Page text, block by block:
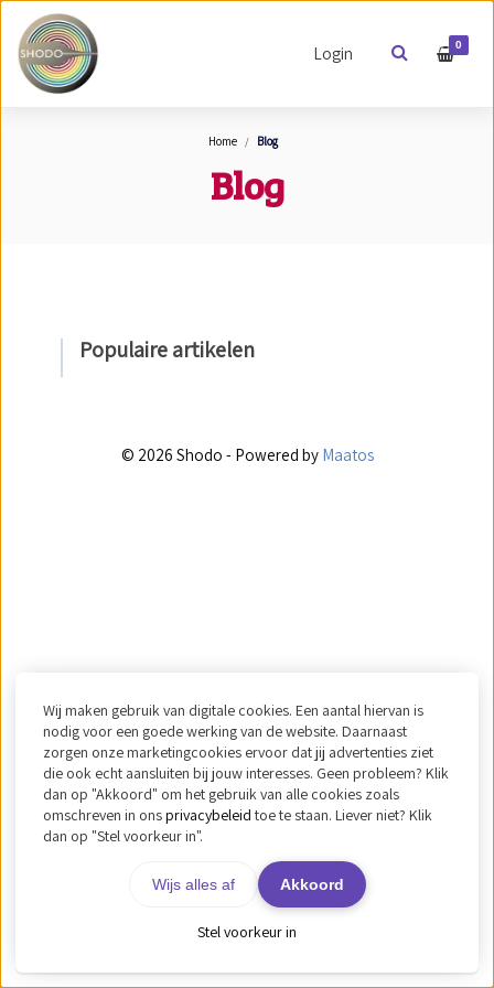
Login 0
Home Blog
Blog
Populaire artikelen
© 2026 Shodo - Powered by Maatos
Wij maken gebruik van digitale cookies. Een aantal hiervan is
nodig voor een goede werking van de website. Daarnaast
zorgen onze marketingcookies ervoor dat jij advertenties ziet
die ook echt aansluiten bij jouw interesses. Geen probleem? Klik
dan op "Akkoord" om het gebruik van alle cookies zoals
omschreven in onsprivacybeleidtoe te staan. Liever niet? Klik
dan op "Stel voorkeur in".
Stel voorkeur in
Wijs alles af Akkoord